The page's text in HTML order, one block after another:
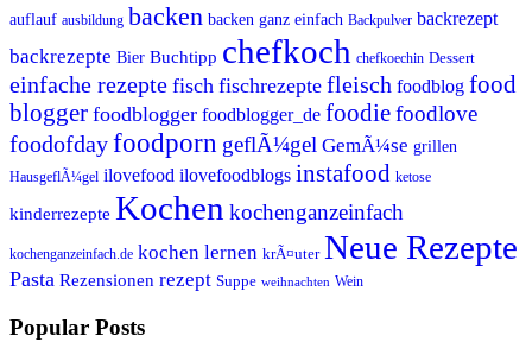
auflauf ausbildung backen backen ganz einfach Backpulver backrezept
backrezepte Bier Buchtipp chefkoch chefkoechin Dessert
einfache rezepte fisch fischrezepte fleisch foodblog food
blogger foodblogger foodblogger_de foodiefoodlove
foodofdayfoodporn geflÃ¼gel GemÃ¼se grillen
HausgeflÃ¼gel ilovefood ilovefoodblogs instafood ketose
kinderrezepte Kochen kochenganzeinfach
kochenganzeinfach.de kochen lernen krÃ¤uter Neue Rezepte
Pasta Rezensionen rezept Suppe weihnachten Wein
Popular Posts